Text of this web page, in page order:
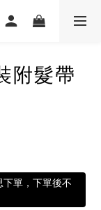
附髮帶
單，下單後不